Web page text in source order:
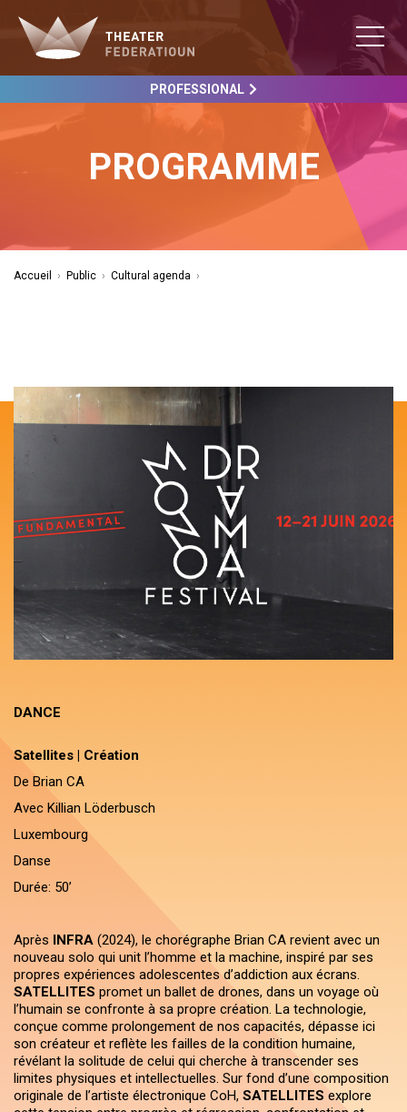
PROFESSIONAL
PROGRAMME
Accueil › Public › Cultural agenda ›
DANCE
Satellites | Création
De Brian CA
Avec Killian Löderbusch
Luxembourg
Danse
Durée: 50’
Après INFRA (2024), le chorégraphe Brian CA revient avec un
nouveau solo qui unit l’homme et la machine, inspiré par ses
propres expériences adolescentes d’addiction aux écrans.
SATELLITES promet un ballet de drones, dans un voyage où
l’humain se confronte à sa propre création. La technologie,
conçue comme prolongement de nos capacités, dépasse ici
son créateur et reflète les failles de la condition humaine,
révélant la solitude de celui qui cherche à transcender ses
limites physiques et intellectuelles. Sur fond d’une composition
originale de l’artiste électronique CoH, SATELLITES explore